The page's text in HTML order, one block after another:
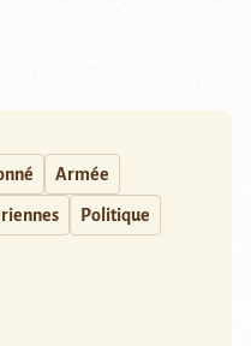
Armée
Politique